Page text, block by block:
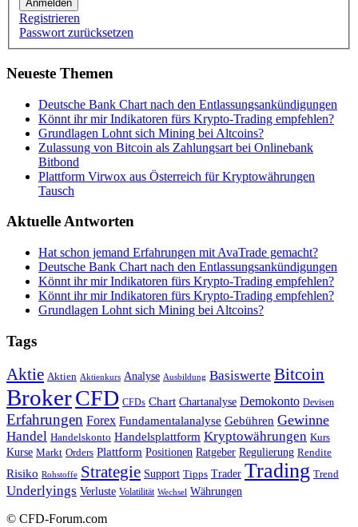
Anmelden
Registrieren
Passwort zurücksetzen
Neueste Themen
Deutsche Bank Chart nach den Entlassungsankündigungen
Könnt ihr mir Indikatoren fürs Krypto-Trading empfehlen?
Grundlagen Lohnt sich Mining bei Altcoins?
Zulassung von Bitcoin als Zahlungsart bei Onlinebank
Bitbond
Plattform Virwox aus Österreich für Kryptowährungen
Tausch
Aktuelle Antworten
Hat schon jemand Erfahrungen mit AvaTrade gemacht?
Deutsche Bank Chart nach den Entlassungsankündigungen
Könnt ihr mir Indikatoren fürs Krypto-Trading empfehlen?
Könnt ihr mir Indikatoren fürs Krypto-Trading empfehlen?
Grundlagen Lohnt sich Mining bei Altcoins?
Tags
Aktie Aktien Aktienkurs Analyse Ausbildung Basiswerte Bitcoin
BrokerCFD CFDs Chart Chartanalyse Demokonto Devisen
Erfahrungen Forex Fundamentalanalyse Gebühren Gewinne
Handel Handelskonto Handelsplattform Kryptowährungen Kurs
Kurse Markt Orders Plattform Positionen Ratgeber Regulierung Rendite
Risiko Rohstoffe Strategie Support Tipps Trader Trading Trend
Underlyings Verluste Volatilität Wechsel Währungen
© CFD-Forum.com